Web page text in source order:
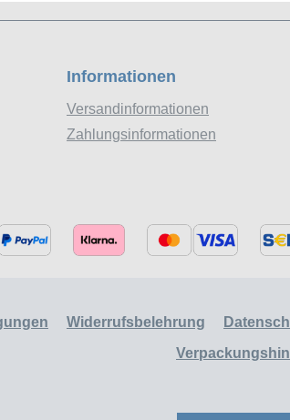
Informationen
Versandinformationen
Zahlungsinformationen
Widerrufsbelehrung